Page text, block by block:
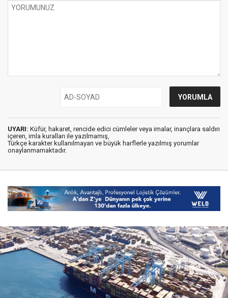
UYARI: Küfür, hakaret, rencide edici cümleler veya imalar, inançlara saldırı
içeren, imla kuralları ile yazılmamış,
Türkçe karakter kullanılmayan ve büyük harflerle yazılmış yorumlar
onaylanmamaktadır.